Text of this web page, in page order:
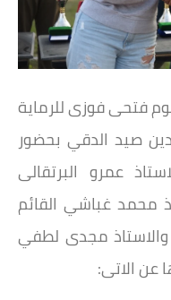
فتحى فوزى للرماية
صيد الدقي بحضور
عمرو البرتقالى
محمد غباشي القائم
والاستاذ مجدى لطفي
عن الاتى: